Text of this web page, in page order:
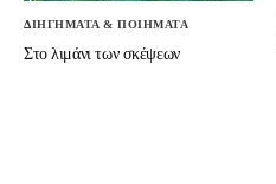
ΔΙΗΓΗΜΑΤΑ & ΠΟΙΗΜΑΤΑ
Στο λιμάνι των σκέψεων